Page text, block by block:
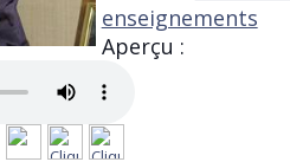
enseignements
Aperçu :